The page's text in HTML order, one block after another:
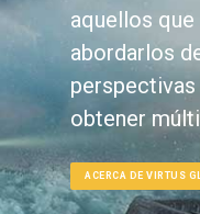
aquellos que
abordarlos
obtener
ACERCA DE VIRTUS